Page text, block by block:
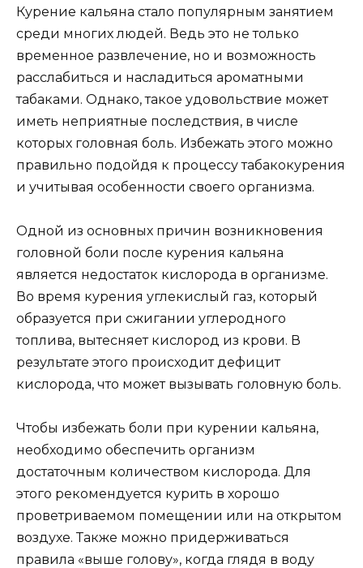
Курение кальяна стало популярным занятием
среди многих людей. Ведь это не только
временное развлечение, но и возможность
расслабиться и насладиться ароматными
табаками. Однако, такое удовольствие может
иметь неприятные последствия, в числе
которых головная боль. Избежать этого можно
правильно подойдя к процессу табакокурения
и учитывая особенности своего организма.
Одной из основных причин возникновения
головной боли после курения кальяна
является недостаток кислорода в организме.
Во время курения углекислый газ, который
образуется при сжигании углеродного
топлива, вытесняет кислород из крови. В
результате этого происходит дефицит
кислорода, что может вызывать головную боль.
Чтобы избежать боли при курении кальяна,
необходимо обеспечить организм
достаточным количеством кислорода. Для
этого рекомендуется курить в хорошо
проветриваемом помещении или на открытом
воздухе. Также можно придерживаться
правила «выше голову», когда глядя в воду